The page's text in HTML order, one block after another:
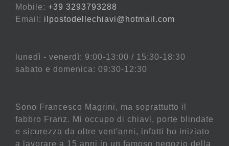
Mobile: +39 3293793288
Email: ilpostodellechiavi@hotmail.com
lunedì - venerdì: 9:00-13:00 / 15:30-18:30
sabato e domenica: 09:30-12:30
Sono Francesco Magrini, ma soprattutto il
fabbro Franz. Mi occupo di chiavi, porte blindate
e sicurezza da oltre vent'anni, infatti ho iniziato
a lavorare a 15 anni in un famoso negozio della